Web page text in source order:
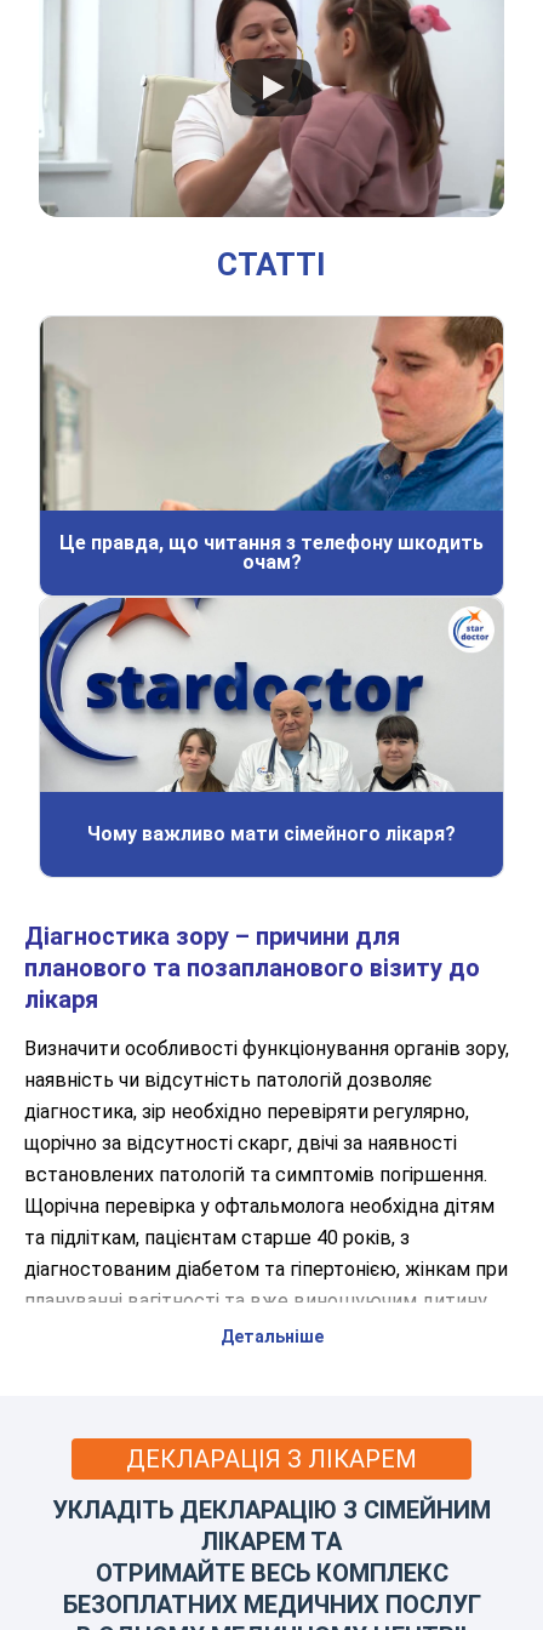
СТАТТІ
Це правда, що читання з телефону шкодить
очам?
Чому важливо мати сімейного лікаря?
Діагностика зору – причини для
планового та позапланового візиту до
лікаря
Визначити особливості функціонування органів зору,
наявність чи відсутність патологій дозволяє
діагностика, зір необхідно перевіряти регулярно,
щорічно за відсутності скарг, двічі за наявності
встановлених патологій та симптомів погіршення.
Щорічна перевірка у офтальмолога необхідна дітям
та підліткам, пацієнтам старше 40 років, з
діагностованим діабетом та гіпертонією, жінкам при
плануванні вагітності та вже виношуючим дитину.
Спостереження необхідне представникам низки
проводять з появою таких симптомів як:
відчуття сухості, почервоніння очей;
зниження гостроти або швидка стомлюваність
травматичні ураження очей;
Детальніше
ДЕКЛАРАЦІЯ З ЛІКАРЕМ
УКЛАДІТЬ ДЕКЛАРАЦІЮ З СІМЕЙНИМ
ЛІКАРЕМ ТА
ОТРИМАЙТЕ ВЕСЬ КОМПЛЕКС
БЕЗОПЛАТНИХ МЕДИЧНИХ ПОСЛУГ